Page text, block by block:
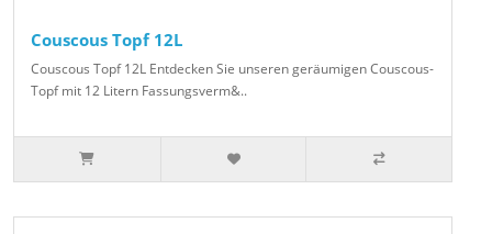
Couscous Topf 12L
Couscous Topf 12L Entdecken Sie unseren geräumigen Couscous-
Topf mit 12 Litern Fassungsverm&..